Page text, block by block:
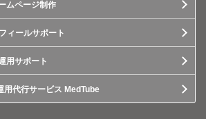
ムページ制作
ィールサポート
用サポート
用代行サービス MedTube